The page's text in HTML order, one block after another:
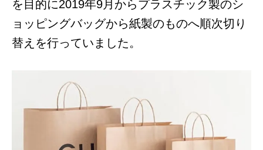
を目的に2019年9月からプラスチック製のシ
ョッピングバッグから紙製のものへ順次切り
替えを行っていました。